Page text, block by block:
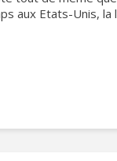
aux Etats-Unis, la